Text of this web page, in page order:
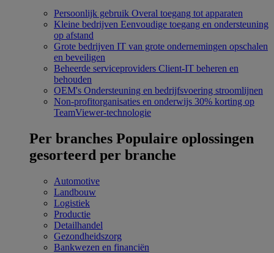
Persoonlijk gebruik Overal toegang tot apparaten
Kleine bedrijven Eenvoudige toegang en ondersteuning
op afstand
Grote bedrijven IT van grote ondernemingen opschalen
en beveiligen
Beheerde serviceproviders Client-IT beheren en
behouden
OEM's Ondersteuning en bedrijfsvoering stroomlijnen
Non-profitorganisaties en onderwijs 30% korting op
TeamViewer-technologie
Per branches Populaire oplossingen
gesorteerd per branche
Automotive
Landbouw
Logistiek
Productie
Detailhandel
Gezondheidszorg
Bankwezen en financiën